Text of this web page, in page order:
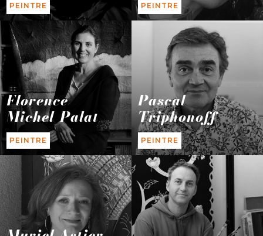
PEINTRE PEINTRE
Florence
Michel-Palat
PEINTRE
Pascal
Triphonoff
PEINTRE